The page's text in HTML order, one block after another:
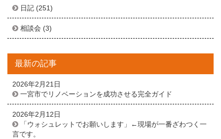
日記 (251)
相談会 (3)
最新の記事
2026年2月21日
一宮市でリノベーションを成功させる完全ガイド
2026年2月12日
「ウォシュレットでお願いします」←現場が一番ざわつく一
言です。